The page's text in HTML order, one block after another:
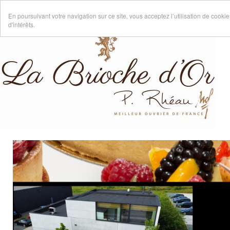
En poursuivant votre navigation sur ce site, vous acceptez l’utilisation de
d'intérêts.